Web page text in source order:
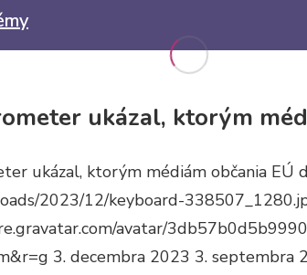
a odpovede
ukázal, ktorým
ukázal, ktorým médiám občania EÚ
2023/12/keyboard-
avatar/
3. decembra 2023 3. septembra